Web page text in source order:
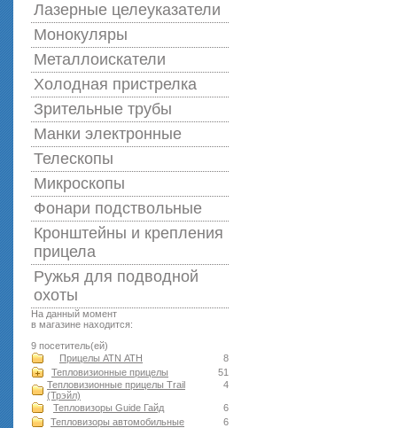
Лазерные целеуказатели
Монокуляры
Металлоискатели
Холодная пристрелка
Зрительные трубы
Манки электронные
Телескопы
Микроскопы
Фонари подствольные
Кронштейны и крепления
прицела
Ружья для подводной
оxоты
На данный момент
в магазине находится:
9 посетитель(ей)
8
Прицелы ATN АТН
51
Тепловизионные прицелы
4
Тепловизионные прицелы Trail
(Трэйл)
6
Тепловизоры Guide Гайд
6
Тепловизоры автомобильные